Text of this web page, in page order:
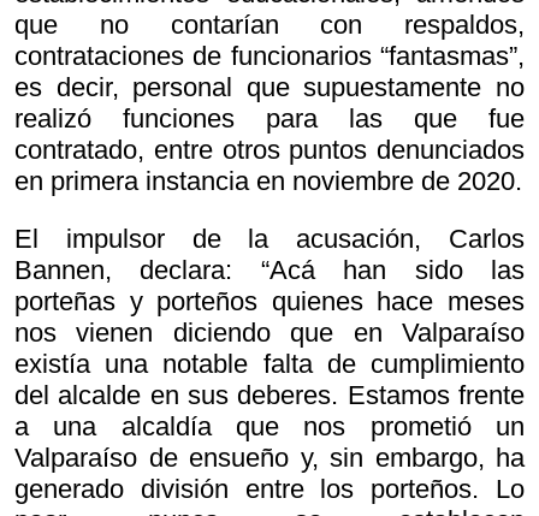
que no contarían con respaldos,
contrataciones de funcionarios “fantasmas”,
es decir, personal que supuestamente no
realizó funciones para las que fue
contratado, entre otros puntos denunciados
en primera instancia en noviembre de 2020.
El impulsor de la acusación, Carlos
Bannen, declara: “Acá han sido las
porteñas y porteños quienes hace meses
nos vienen diciendo que en Valparaíso
existía una notable falta de cumplimiento
del alcalde en sus deberes. Estamos frente
a una alcaldía que nos prometió un
Valparaíso de ensueño y, sin embargo, ha
generado división entre los porteños. Lo